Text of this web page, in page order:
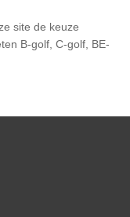
site de keuze
B-golf, C-golf, BE-